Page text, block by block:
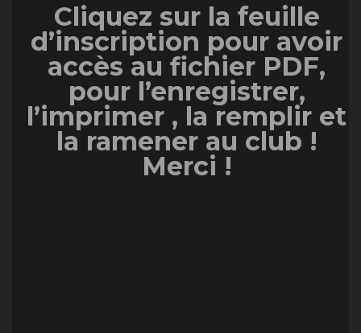
Cliquez sur la feuille
d’inscription pour avoir
accès au fichier PDF,
pour l’enregistrer,
l’imprimer , la remplir et
la ramener au club !
Merci !